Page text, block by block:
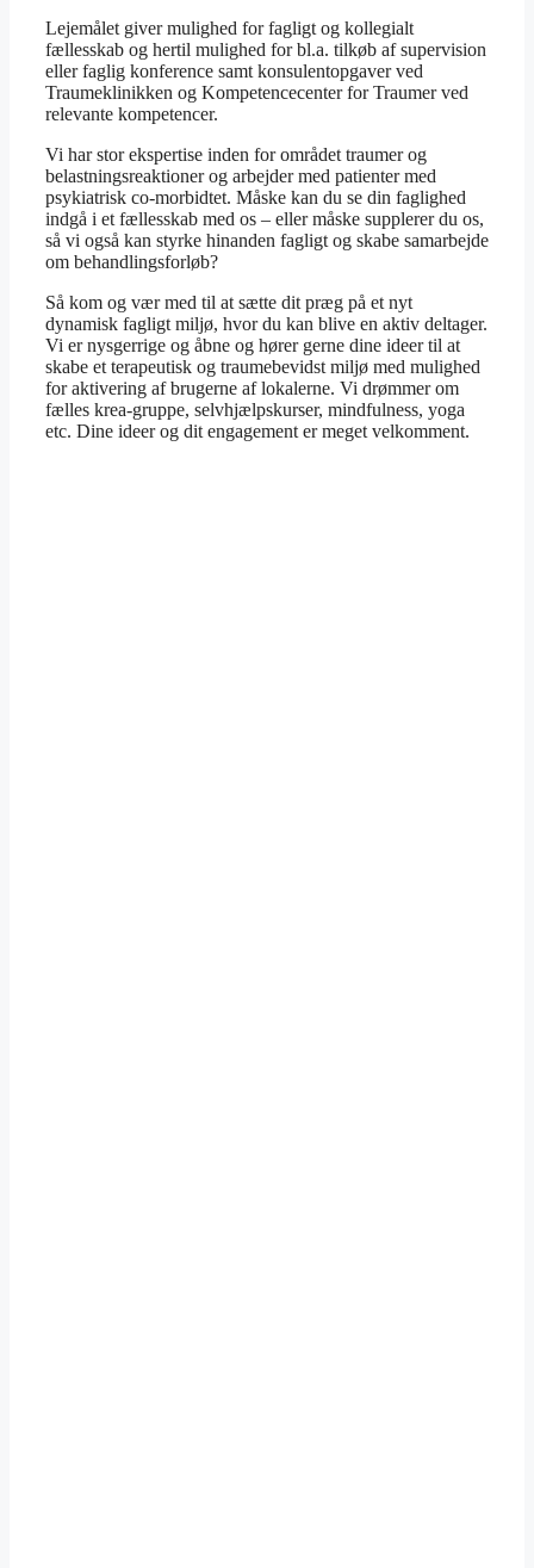
Lejemålet giver mulighed for fagligt og kollegialt
fællesskab og hertil mulighed for bl.a. tilkøb af supervision
eller faglig konference samt konsulentopgaver ved
Traumeklinikken og Kompetencecenter for Traumer ved
relevante kompetencer.
Vi har stor ekspertise inden for området traumer og
belastningsreaktioner og arbejder med patienter med
psykiatrisk co-morbidtet. Måske kan du se din faglighed
indgå i et fællesskab med os – eller måske supplerer du os,
så vi også kan styrke hinanden fagligt og skabe samarbejde
om behandlingsforløb?
Så kom og vær med til at sætte dit præg på et nyt
dynamisk fagligt miljø, hvor du kan blive en aktiv deltager.
Vi er nysgerrige og åbne og hører gerne dine ideer til at
skabe et terapeutisk og traumebevidst miljø med mulighed
for aktivering af brugerne af lokalerne. Vi drømmer om
fælles krea-gruppe, selvhjælpskurser, mindfulness, yoga
etc. Dine ideer og dit engagement er meget velkomment.